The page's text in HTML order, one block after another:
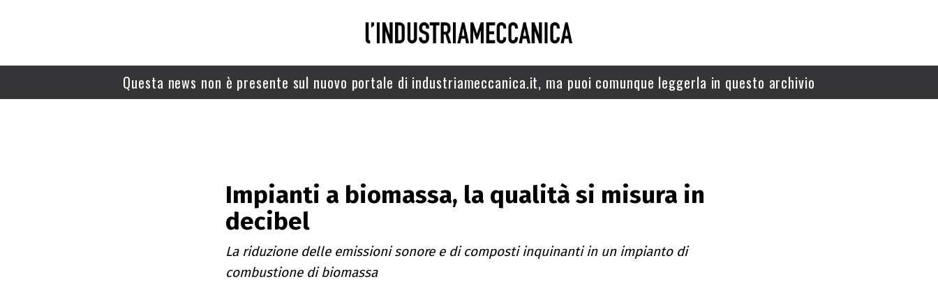
Questa news non è presente sul nuovo portale di industriameccanica.it, ma puoi comunque leggerla in questo archivio
Impianti a biomassa, la qualità si misura in
decibel
La riduzione delle emissioni sonore e di composti inquinanti in un impianto di
combustione di biomassa